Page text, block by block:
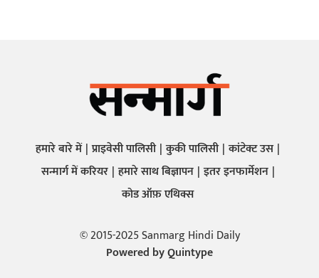
हमारे बारे में प्राइवेसी पालिसी कुकी पालिसी कांटेक्ट उस
सन्मार्ग में करियर हमारे साथ बिज्ञापन इतर इनफार्मेशन
कोड ऑफ़ एथिक्स
© 2015-2025 Sanmarg Hindi Daily
Powered byQuintype